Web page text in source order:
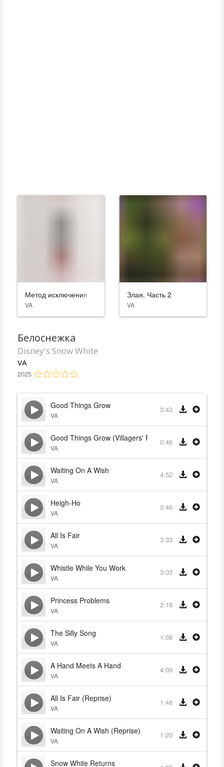
Метод исключения
VA
Злая. Часть 2
VA
Белоснежка
Disney's Snow White
VA
2025
Good Things Grow
VA
3:43
Good Things Grow (Villagers' Reprise)
VA
0:46
Waiting On A Wish
VA
4:52
Heigh-Ho
VA
3:46
All Is Fair
VA
3:33
Whistle While You Work
VA
3:03
Princess Problems
VA
2:18
The Silly Song
VA
1:08
A Hand Meets A Hand
VA
4:09
All Is Fair (Reprise)
VA
1:48
Waiting On A Wish (Reprise)
VA
1:20
Snow White Returns